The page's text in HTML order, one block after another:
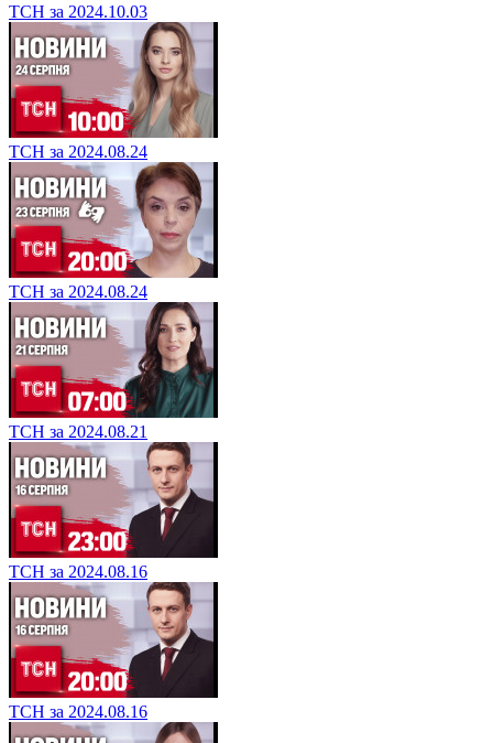
ТСН за 2024.10.03
ТСН за 2024.08.24
ТСН за 2024.08.24
ТСН за 2024.08.21
ТСН за 2024.08.16
ТСН за 2024.08.16